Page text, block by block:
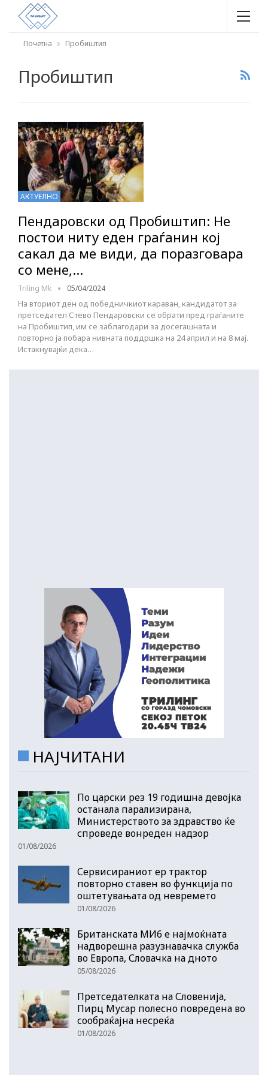
Почетна Пробиштип
Пробиштип
АКТУЕЛНО
Пендаровски од Пробиштип: Не
постои ниту еден граѓанин кој
сакал да ме види, да поразговара
со мене,…
Triling Mk 05/04/2024
На вториот ден од победничкиот караван, кандидатот за
претседател Стево Пендаровски се обрати пред граѓаните
на Пробиштип, им се заблагодари за досегашната и
повторно ја побара нивната поддршка на 24 април и на 8 мај.
Истакнувајќи дека…
НАЈЧИТАНИ
По царски рез 19 годишна девојка
останала парализирана,
Министерството за здравство ќе
спроведе вонреден надзор
01/08/2026
Сервисираниот ер трактор
повторно ставен во функција по
оштетувањата од невремето
01/08/2026
Британската МИ6 е најмоќната
надворешна разузнавачка служба
во Европа, Словачка на дното
05/08/2026
Претседателката на Словенија,
Пирц Мусар полесно повредена во
сообраќајна несреќа
01/08/2026